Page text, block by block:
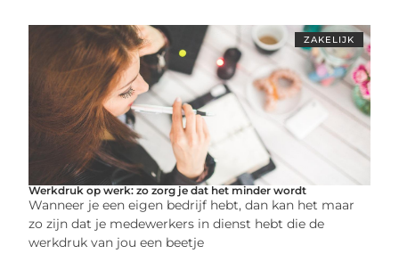
ZAKELIJK
Werkdruk op werk: zo zorg je dat het minder wordt
Wanneer je een eigen bedrijf hebt, dan kan het maar
zo zijn dat je medewerkers in dienst hebt die de
werkdruk van jou een beetje